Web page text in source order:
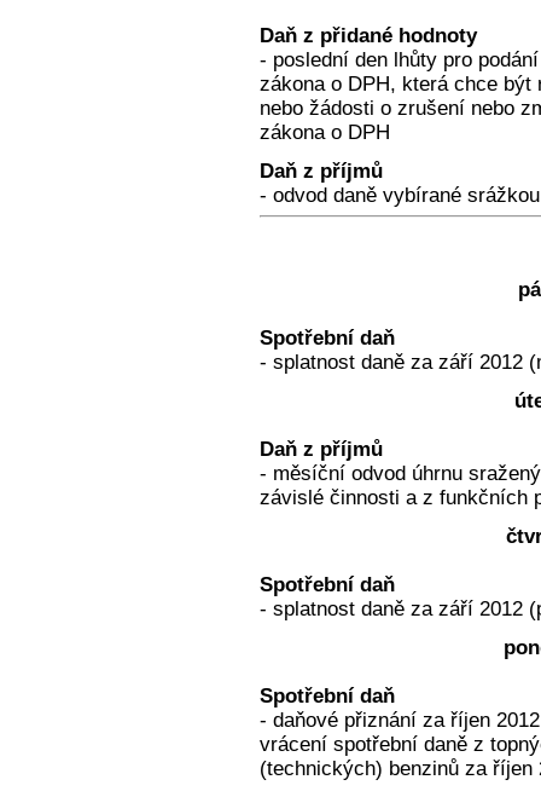
Daň z přidané hodnoty
- poslední den lhůty pro
zákona o DPH, která chce
nebo žádosti o zrušení nebo
zákona o DPH
Daň z příjmů
- odvod daně vybírané
Spotřební daň
- splatnost daně za září 2012
Daň z příjmů
- měsíční odvod úhrnu
závislé činnosti a z funkčních
Spotřební daň
- splatnost daně za září 2012
Spotřební daň
- daňové přiznání za říjen
vrácení spotřební daně z
(technických) benzinů za